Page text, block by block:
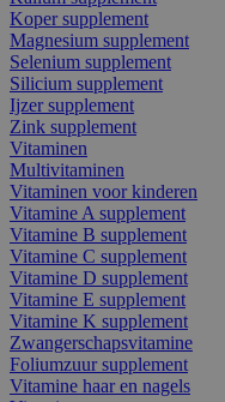
Koper supplement
Magnesium supplement
Selenium supplement
Silicium supplement
Ijzer supplement
Zink supplement
Vitaminen
Multivitaminen
Vitaminen voor kinderen
Vitamine A supplement
Vitamine B supplement
Vitamine C supplement
Vitamine D supplement
Vitamine E supplement
Vitamine K supplement
Zwangerschapsvitamine
Foliumzuur supplement
Vitamine haar en nagels